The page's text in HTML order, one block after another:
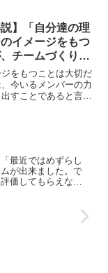
磨かれる。」by
味と得られる教
】「自分達の理
イメージをもつ
チームづくりに
カーとは、今い
うまく組合せ最
ンスを引き出す
をもつことは大切だ
今いるメンバーの力
すことであると言え
最近ではめずらし
が出来ました。で
価してもらえなか